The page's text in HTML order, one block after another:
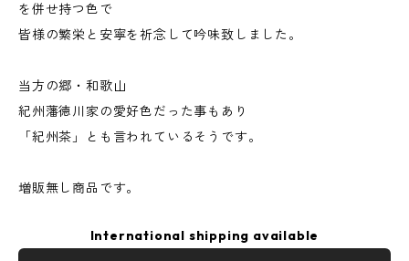
を併せ持つ色で
皆様の繁栄と安寧を祈念して吟味致しました。
当方の郷・和歌山
紀州藩徳川家の愛好色だった事もあり
「紀州茶」とも言われているそうです。
増販無し商品です。
International shipping available